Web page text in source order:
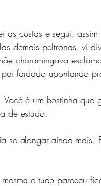
costas e segui, assim
demais poltronas, vi
choramingava
fardado apontando
é um bostinha que
de estudo.
se alongar ainda mais.
e tudo pareceu